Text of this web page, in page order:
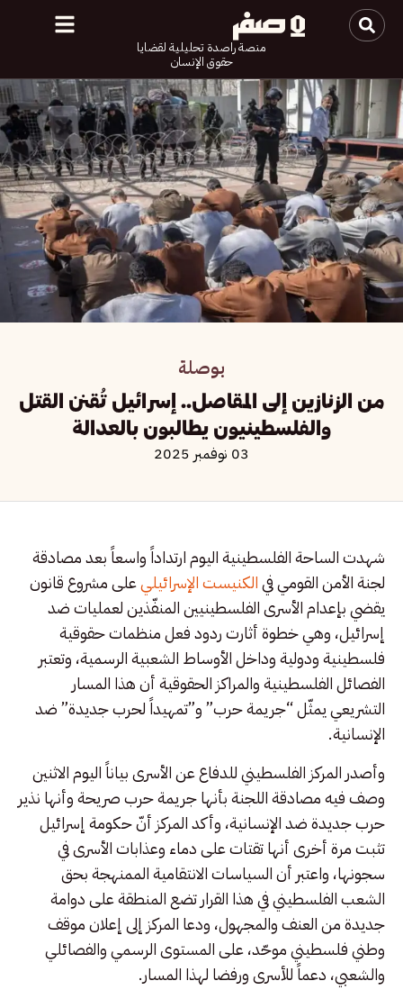
منصة راصدة تحليلية لقضايا
حقوق الإنسان
بوصلة
من الزنازين إلى المقاصل.. إسرائيل تُقنن القتل
والفلسطينيون يطالبون بالعدالة
03 نوفمبر 2025
شهدت الساحة الفلسطينية اليوم ارتداداً واسعاً بعد مصادقة
لجنة الأمن القومي فيالكنيست الإسرائيليعلى مشروع قانون
يقضي بإعدام الأسرى الفلسطينيين المنفّذين لعمليات ضد
إسرائيل، وهي خطوة أثارت ردود فعل منظمات حقوقية
فلسطينية ودولية وداخل الأوساط الشعبية الرسمية، وتعتبر
الفصائل الفلسطينية والمراكز الحقوقية أن هذا المسار
التشريعي يمثّل “جريمة حرب” و”تمهيداً لحرب جديدة” ضد
الإنسانية.
وأصدر المركز الفلسطيني للدفاع عن الأسرى بياناً اليوم الاثنين
وصف فيه مصادقة اللجنة بأنها جريمة حرب صريحة وأنها نذير
حرب جديدة ضد الإنسانية، وأكد المركز أنّ حكومة إسرائيل
تثبت مرة أخرى أنها تقتات على دماء وعذابات الأسرى في
سجونها، واعتبر أن السياسات الانتقامية الممنهجة بحق
الشعب الفلسطيني في هذا القرار تضع المنطقة على دوامة
جديدة من العنف والمجهول، ودعا المركز إلى إعلان موقف
وطني فلسطيني موحّد، على المستوى الرسمي والفصائلي
والشعبي، دعماً للأسرى ورفضا لهذا المسار.